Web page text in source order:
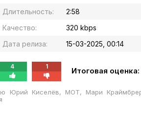
Длительность:
2:58
Качество:
320 kbps
Дата релиза:
15-03-2025, 00:14
4 1 Итоговая оценка:
Юрий Киселёв, МОТ, Мари